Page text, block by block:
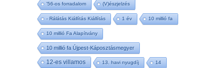
'56-os forradalom (V)észjelzés
- Rálátás Kiállítás Kiállítás 1 év 10 millió fa
10 millió Fa Alapítvány
10 millió fa Újpest-Káposztásmegyer
12-es villamos 13. havi nyugdíj 14